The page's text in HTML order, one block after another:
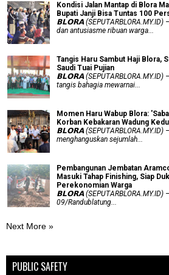
Kondisi Jalan Mantap di Blora
Bupati Janji Bisa Tuntas 100
𝗕𝗟𝗢𝗥𝗔 (SEPUTARBLORA.MY.ID)
dan antusiasme ribuan warga...
Tangis Haru Sambut Haji Blora,
Saudi Tuai Pujian
𝗕𝗟𝗢𝗥𝗔 (SEPUTARBLORA.MY.ID)
tangis bahagia mewarnai...
Momen Haru Wabup Blora:
Korban Kebakaran Wadung
𝗕𝗟𝗢𝗥𝗔 (SEPUTARBLORA.MY.ID)
menghanguskan sejumlah...
Pembangunan Jembatan
Masuki Tahap Finishing, Siap
Perekonomian Warga
𝗕𝗟𝗢𝗥𝗔 (SEPUTARBLORA.MY.ID)
09/Randublatung...
Next More »
PUBLIC SAFETY